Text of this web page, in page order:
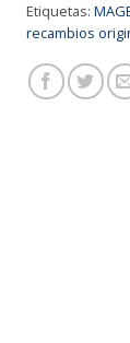
Etiquetas:
recambios